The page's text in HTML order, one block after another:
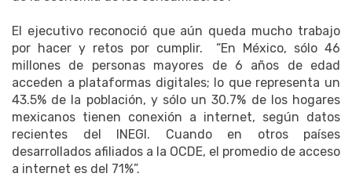
El ejecutivo reconoció que aún queda mucho trabajo
por hacer y retos por cumplir. “En México, sólo 46
millones de personas mayores de 6 años de edad
acceden a plataformas digitales; lo que representa un
43.5% de la población, y sólo un 30.7% de los hogares
mexicanos tienen conexión a internet, según datos
recientes del INEGI. Cuando en otros países
desarrollados afiliados a la OCDE, el promedio de acceso
a internet es del 71%”.